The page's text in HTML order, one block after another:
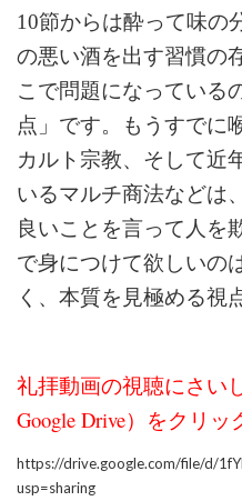
10節からは酔って味の
の悪い酒を出す習慣の
こで問題になっている
点」です。もうすでに
カルト宗教、そして近
いるマルチ商法などは
良いことを言って人を
で身につけて欲しいの
く、本質を見極める視
礼拝動画の視聴にさい
Google Drive）をクリッ
https://drive.google.com/file/d/
usp=sharing